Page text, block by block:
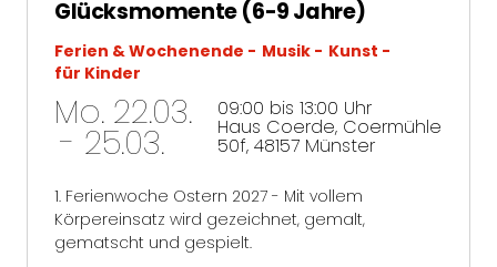
Glücksmomente (6-9 Jahre)
Ferien & Wochenende Musik
Kunst
für Kinder
Mo. 22.03.
- 25.03.
09:00 bis 13:00 Uhr
Haus Coerde, Coermühle
50f, 48157 Münster
1. Ferienwoche Ostern 2027 - Mit vollem
Körpereinsatz wird gezeichnet, gemalt,
gematscht und gespielt.